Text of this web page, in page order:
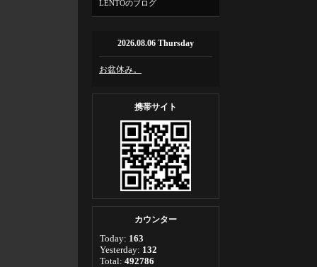
LENTOのブログ
2026.08.06 Thursday
お盆休み。
携帯サイト
カウンター
Today: 163
Yesterday: 132
Total: 492786